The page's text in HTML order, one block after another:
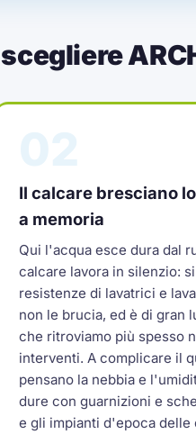
Il calcare bresciano
a memoria
Qui l'acqua esce dura dal
calcare lavora in silenzio:
resistenze di lavatrici e
non le brucia, ed è di gran
che ritroviamo più spesso
interventi. A complicare il
pensano la nebbia e
dure con guarnizioni e
e gli impianti d'epoca delle